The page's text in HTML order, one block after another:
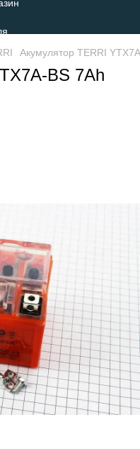
Акумулятор TERRI
BS 7Аh